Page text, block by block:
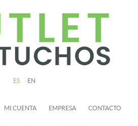
ES EN
MI CUENTA EMPRESA CONTACTO